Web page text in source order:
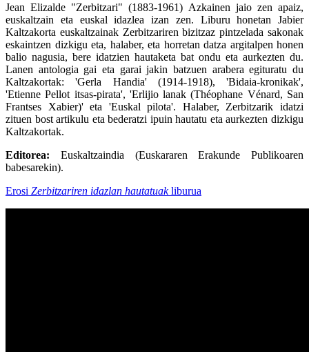
Jean Elizalde "Zerbitzari"(1883-1961) Azkainen jaio zen apaiz,
euskaltzain eta euskal idazlea izan zen. Liburu honetan Jabier
Kaltzakorta euskaltzainak Zerbitzariren bizitzaz pintzelada sakonak
eskaintzen dizkigu eta, halaber, eta horretan datza argitalpen honen
balio nagusia, bere idatzien hautaketa bat ondu eta aurkezten du.
Lanen antologia gai eta garai jakin batzuen arabera egituratu du
Kaltzakortak: 'Gerla Handia' (1914-1918), 'Bidaia-kronikak',
'Etienne Pellot itsas-pirata', 'Erlijio lanak (Théophane Vénard, San
Frantses Xabier)' eta 'Euskal pilota'. Halaber, Zerbitzarik idatzi
zituen bost artikulu eta bederatzi ipuin hautatu eta aurkezten dizkigu
Kaltzakortak.
Editorea: Euskaltzaindia (Euskararen Erakunde Publikoaren
babesarekin).
Erosi Zerbitzariren idazlan hautatuakliburua